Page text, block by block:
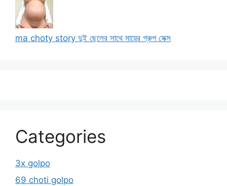
ma choty story দুই ছেলের সাথে মায়ের গ্রুপ সেক্স
Categories
3x golpo
69 choti golpo